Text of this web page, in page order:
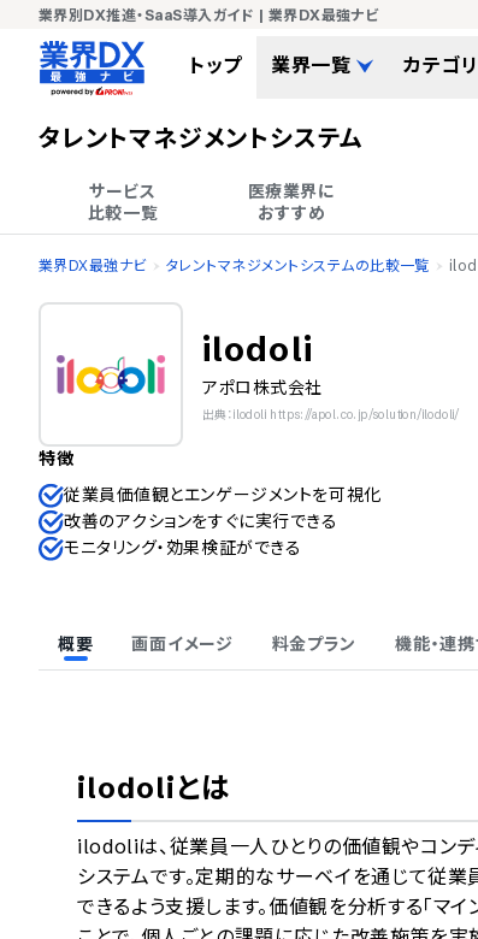
業界別DX推進・SaaS導入ガイド | 業界DX最強ナビ
トップ 業界一覧 カテゴ
タレントマネジメントシステム
サービス
比較一覧
医療業界に
おすすめ
業界DX最強ナビ タレントマネジメントシステムの比較一覧
ilodoli
アポロ株式会社
出典：ilodoli https://apol.co.jp/solution/ilodoli/
特徴
従業員価値観とエンゲージメントを可視化
改善のアクションをすぐに実行できる
モニタリング・効果検証ができる
概要 画面イメージ 料金プラン 機能・連
ilodoliとは
ilodoliは、従業員一人ひとりの価値観やコンデ
システムです。定期的なサーベイを通じて従
できるよう支援します。価値観を分析する「マ